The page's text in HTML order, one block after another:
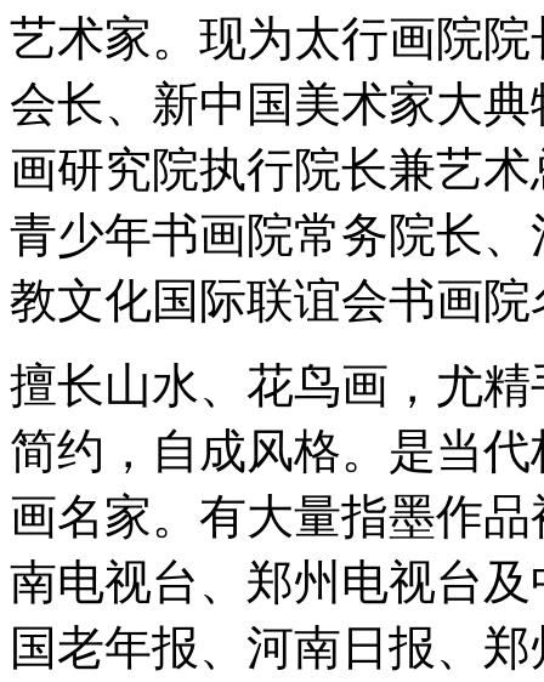
艺术家。现为太行画院
会长、新中国美术家大
画研究院执行院长兼艺
青少年书画院常务院长
教文化国际联谊会书画
擅长山水、花鸟画，尤
简约，自成风格。是当
画名家。有大量指墨作
南电视台、郑州电视台
国老年报、河南日报、